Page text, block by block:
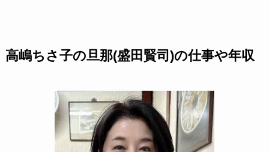
高嶋ちさ子の旦那(盛田賢司)の仕事や年収